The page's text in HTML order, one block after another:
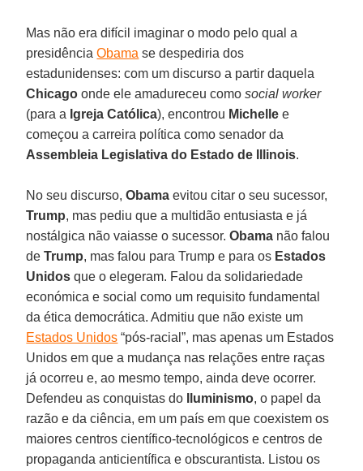
Mas não era difícil imaginar o modo pelo qual a
presidênciaObama se despediria dos
estadunidenses: com um discurso a partir daquela
Chicago onde ele amadureceu comosocial worker
(para a Igreja Católica), encontrou Michelle e
começou a carreira política como senador da
Assembleia Legislativa do Estado de Illinois.
No seu discurso,Obama evitou citar o seu sucessor,
Trump, mas pediu que a multidão entusiasta e já
nostálgica não vaiasse o sucessor.Obama não falou
deTrump, mas falou para Trump e para os Estados
Unidos que o elegeram. Falou da solidariedade
económica e social como um requisito fundamental
da ética democrática. Admitiu que não existe um
Estados Unidos “pós-racial”, mas apenas um Estados
Unidos em que a mudança nas relações entre raças
já ocorreu e, ao mesmo tempo, ainda deve ocorrer.
Defendeu as conquistas do
Iluminismo, o papel da
razão e da ciência, em um país em que coexistem os
maiores centros científico-tecnológicos e centros de
propaganda anticientífica e obscurantista. Listou os